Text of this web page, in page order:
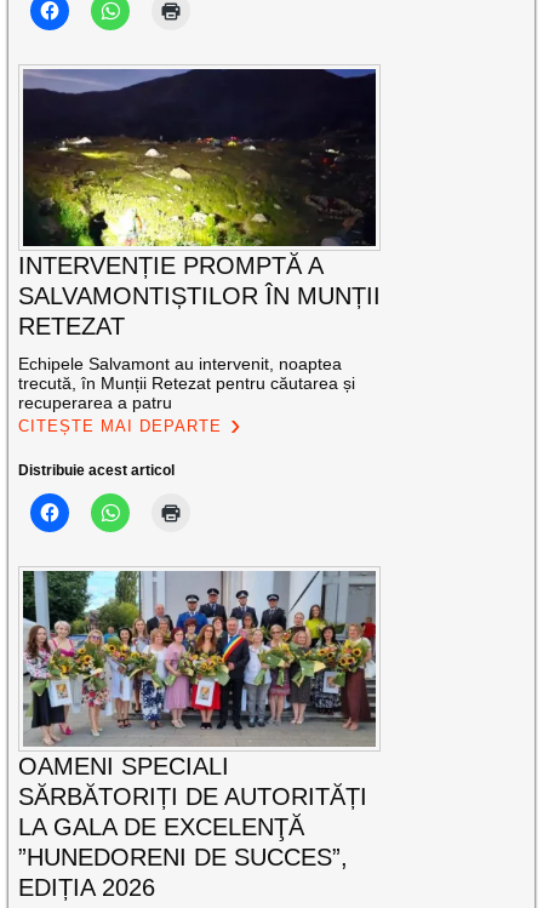
INTERVENȚIE PROMPTĂ A
SALVAMONTIȘTILOR ÎN MUNȚII
RETEZAT
Echipele Salvamont au intervenit, noaptea
trecută, în Munții Retezat pentru căutarea și
recuperarea a patru
CITEȘTE MAI DEPARTE
Distribuie acest articol
OAMENI SPECIALI
SĂRBĂTORIȚI DE AUTORITĂȚI
LA GALA DE EXCELENŢĂ
”HUNEDORENI DE SUCCES”,
EDIȚIA 2026